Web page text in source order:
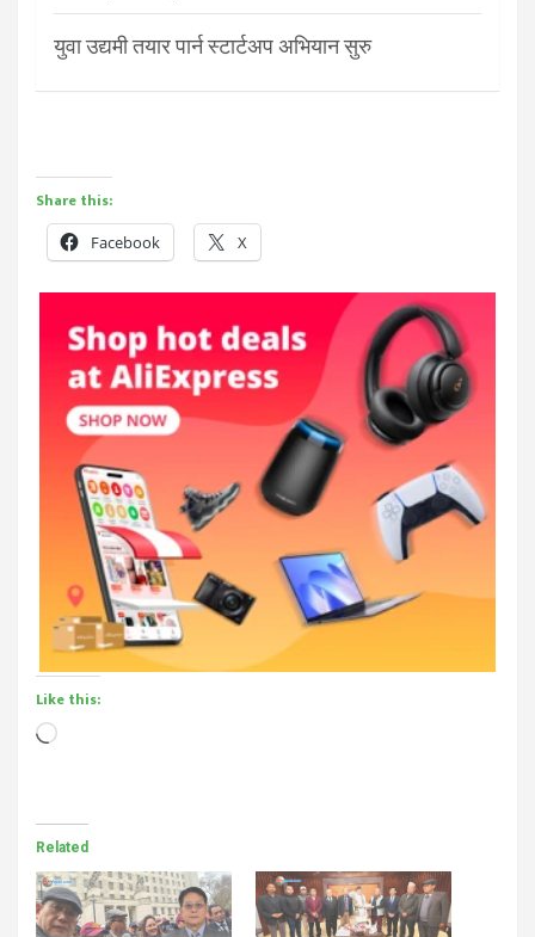
युवा उद्यमी तयार पार्न स्टार्टअप अभियान सुरु
Share this:
Facebook X
Like this:
Loading…
Related